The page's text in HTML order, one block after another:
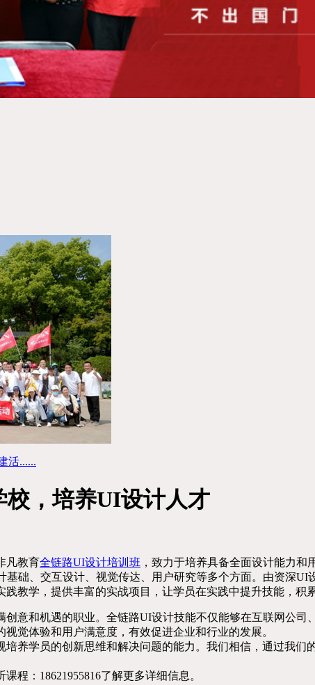
活......
，培养UI设计人才
凡教育全链路UI设计培训班 ，致力于培养具备全面设计能力和
础、交互设计、视觉传达、用户研究等多个方面。由资深
教学，提供丰富的实战项目，让学员在实践中提升技能，积累
创意和机遇的职业。全链路UI设计技能不仅能够在互联网公
觉体验和用户满意度，有效促进企业和行业的发展。
养学员的创新思维和解决问题的能力。我们相信，通过我们
程：18621955816了解更多详细信息。